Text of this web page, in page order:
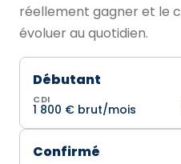
réellement gagner et le
évoluer au quotidien.
Débutant
CDI
1 800 € brut/mois
Confirmé